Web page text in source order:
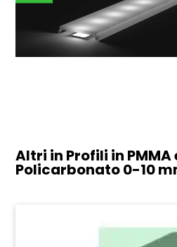
Altri in Profili in PMMA
Policarbonato0-10